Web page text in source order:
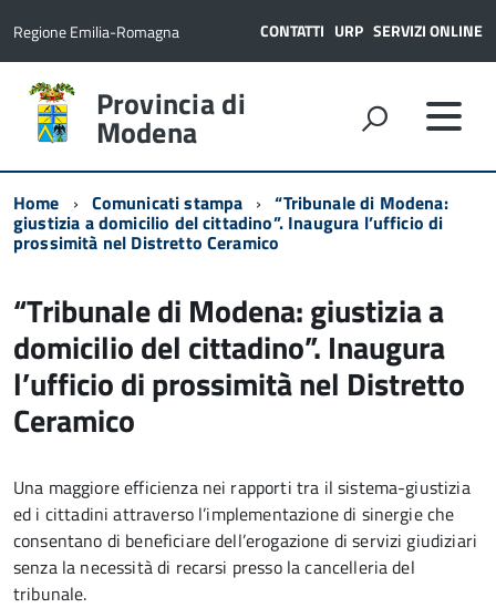
Regione Emilia-Romagna CONTATTI URP SERVIZI ONLINE
Provincia di
Modena
Home Comunicati stampa “Tribunale di Modena:
giustizia a domicilio del cittadino”. Inaugura l’ufficio di
prossimità nel Distretto Ceramico
“Tribunale di Modena: giustizia a
domicilio del cittadino”. Inaugura
l’ufficio di prossimità nel Distretto
Ceramico
Una maggiore efficienza nei rapporti tra il sistema-giustizia
ed i cittadini attraverso l’implementazione di sinergie che
consentano di beneficiare dell’erogazione di servizi giudiziari
senza la necessità di recarsi presso la cancelleria del
tribunale.